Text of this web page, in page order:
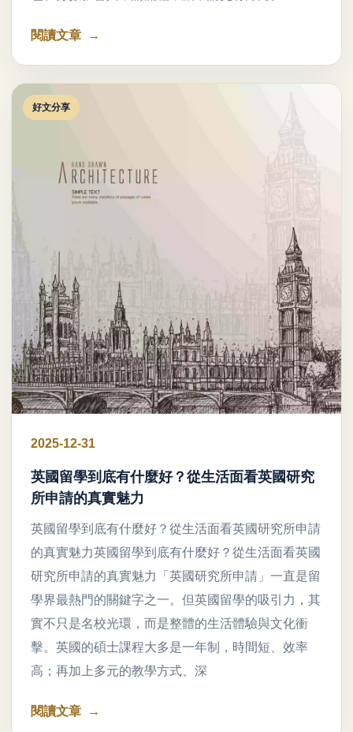
閱讀文章
好文分享
2025-12-31
英國留學到底有什麼好？從生活面看英國研究
所申請的真實魅力
英國留學到底有什麼好？從生活面看英國研究所申請
的真實魅力英國留學到底有什麼好？從生活面看英國
研究所申請的真實魅力「英國研究所申請」一直是留
學界最熱門的關鍵字之一。但英國留學的吸引力，其
實不只是名校光環，而是整體的生活體驗與文化衝
擊。英國的碩士課程大多是一年制，時間短、效率
高；再加上多元的教學方式、深
閱讀文章